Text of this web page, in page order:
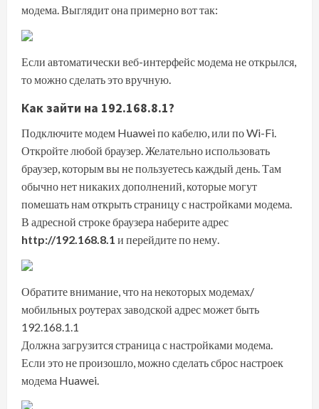
модема. Выглядит она примерно вот так:
Если автоматически веб-интерфейс модема не открылся,
то можно сделать это вручную.
Как зайти на 192.168.8.1?
Подключите модем Huawei по кабелю, или по Wi-Fi.
Откройте любой браузер. Желательно использовать
браузер, которым вы не пользуетесь каждый день. Там
обычно нет никаких дополнений, которые могут
помешать нам открыть страницу с настройками модема.
В адресной строке браузера наберите адрес
http://192.168.8.1 и перейдите по нему.
Обратите внимание, что на некоторых модемах/
мобильных роутерах заводской адрес может быть
192.168.1.1
Должна загрузится страница с настройками модема.
Если это не произошло, можно сделатьсброс настроек
модема Huawei.